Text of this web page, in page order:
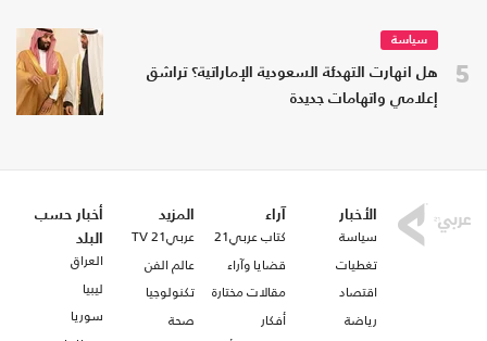
5
سياسة
هل انهارت التهدئة السعودية الإماراتية؟ تراشق
إعلامي واتهامات جديدة
الأخبار
سياسة
تغطيات
اقتصاد
رياضة
آراء
كتاب عربي21
قضايا وآراء
مقالات مختارة
أفكار
المزيد
عربي21 TV
عالم الفن
تكنولوجيا
صحة
أخبار حسب
البلد
العراق
ليبيا
سوريا